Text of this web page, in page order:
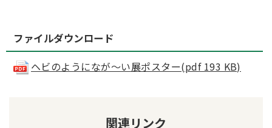
ファイルダウンロード
ヘビのようになが～い展ポスター(pdf 193 KB)
関連リンク